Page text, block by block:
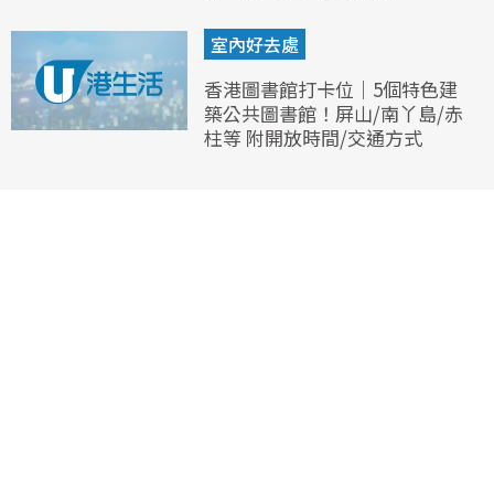
室內好去處
香港圖書館打卡位｜5個特色建
築公共圖書館！屏山/南丫島/赤
柱等 附開放時間/交通方式